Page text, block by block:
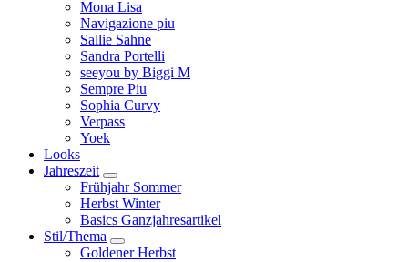
Mona Lisa
Navigazione piu
Sallie Sahne
Sandra Portelli
seeyou by Biggi M
Sempre Piu
Sophia Curvy
Verpass
Yoek
Looks
Jahreszeit
Frühjahr Sommer
Herbst Winter
Basics Ganzjahresartikel
Stil/Thema
Goldener Herbst